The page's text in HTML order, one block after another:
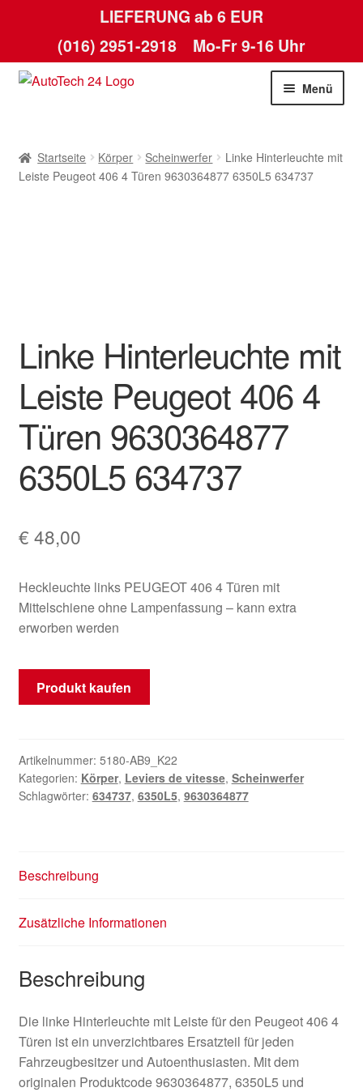
LIEFERUNG ab 6 EUR
(016) 2951-2918 Mo-Fr 9-16 Uhr
Zur
Zum
Menü
AGB
Lieferung
Mein Konto
Warenkorb
Startseite Körper Scheinwerfer
Linke Hinterleuchte mit
Leiste Peugeot 406 4 Türen 9630364877 6350L5 634737
Linke Hinterleuchte mit
Leiste Peugeot 406 4
Türen 9630364877
6350L5 634737
€ 48,00
Heckleuchte links PEUGEOT 406 4 Türen mit
Mittelschiene ohne Lampenfassung – kann extra
erworben werden
Produkt kaufen
Artikelnummer: 5180-AB9_K22
Kategorien: Körper, Leviers de vitesse, Scheinwerfer
Schlagwörter: 634737, 6350L5, 9630364877
Beschreibung
Zusätzliche Informationen
Beschreibung
Die linke Hinterleuchte mit Leiste für den Peugeot 406 4
Türen ist ein unverzichtbares Ersatzteil für jeden
Fahrzeugbesitzer und Autoenthusiasten. Mit dem
originalen Produktcode 9630364877, 6350L5 und